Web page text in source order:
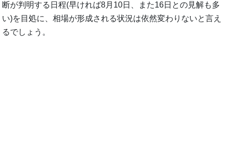
断が判明する日程(早ければ8月10日、また16日との見解も多
い)を目処に、相場が形成される状況は依然変わりないと言え
るでしょう。